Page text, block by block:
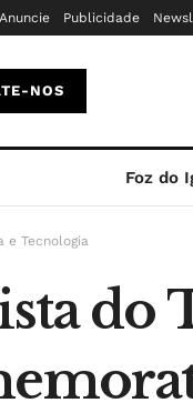
Anuncie Publicidade
NOS
Foz do
e Tecnologia
do